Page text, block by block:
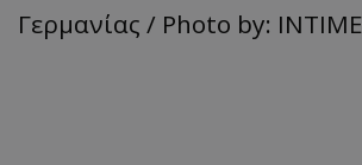
Γερμανίας / Photo by: